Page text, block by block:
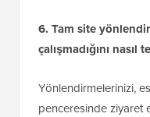
6. Tam site
çalışmadığını nasıl
Yönlendirmelerinizi,
penceresinde ziyaret